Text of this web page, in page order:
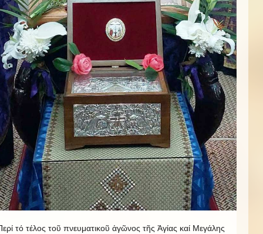
τό τέλος τοῦ πνευματικοῦ ἀγῶνος τῆς Ἁγίας καί Μεγάλης